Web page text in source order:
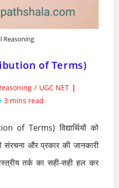
Reasoning
of Terms)
/ UGC NET
3 mins read
of Terms) विद्यार्थियों को
और प्रकार की जानकारी
तर्क का सही-सही हल कर